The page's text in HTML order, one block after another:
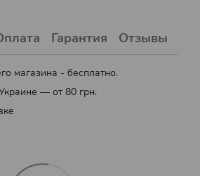
Гарантия Отзывы
магазина - бесплатно.
— от 80 грн.